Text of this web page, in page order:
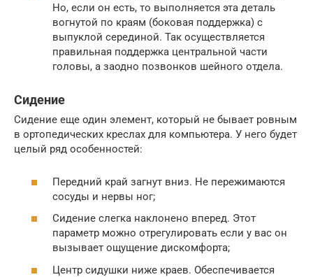
Но, если он есть, то выполняется эта деталь
вогнутой по краям (боковая поддержка) с
выпуклой серединой. Так осуществляется
правильная поддержка центральной части
головы, а заодно позвонков шейного отдела.
Сидение
Сидение еще один элемент, который не бывает ровным
в ортопедических креслах для компьютера. У него будет
целый ряд особенностей:
Передний край загнут вниз. Не пережимаются
сосуды и нервы ног;
Сидение слегка наклонено вперед. Этот
параметр можно отрегулировать если у вас он
вызывает ощущение дискомфорта;
Центр сидушки ниже краев. Обеспечивается